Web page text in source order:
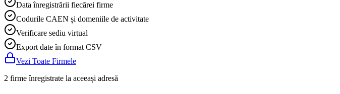
Data înregistrării fiecărei firme
Codurile CAEN și domeniile de activitate
Verificare sediu virtual
Export date în format CSV
Vezi Toate Firmele
2 firme înregistrate la aceeași adresă